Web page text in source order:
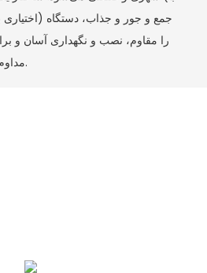
مداوم و قابل اعتماد مناسب می‌کند.